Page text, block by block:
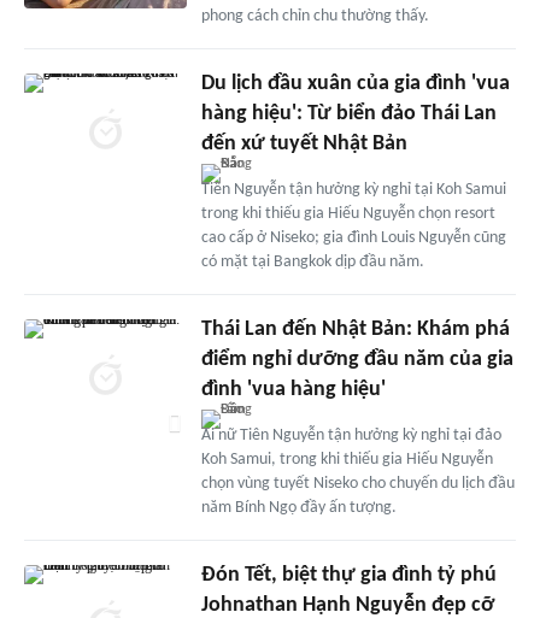
phong cách chỉn chu thường thấy.
Du lịch đầu xuân của gia đình 'vua
hàng hiệu': Từ biển đảo Thái Lan
đến xứ tuyết Nhật Bản
Tiên Nguyễn tận hưởng kỳ nghỉ tại Koh Samui
trong khi thiếu gia Hiếu Nguyễn chọn resort
cao cấp ở Niseko; gia đình Louis Nguyễn cũng
có mặt tại Bangkok dịp đầu năm.
Thái Lan đến Nhật Bản: Khám phá
điểm nghỉ dưỡng đầu năm của gia
đình 'vua hàng hiệu'
Ái nữ Tiên Nguyễn tận hưởng kỳ nghỉ tại đảo
Koh Samui, trong khi thiếu gia Hiếu Nguyễn
chọn vùng tuyết Niseko cho chuyến du lịch đầu
năm Bính Ngọ đầy ấn tượng.
Đón Tết, biệt thự gia đình tỷ phú
Johnathan Hạnh Nguyễn đẹp cỡ